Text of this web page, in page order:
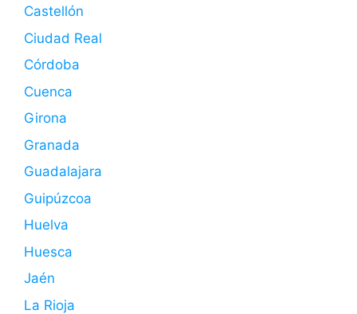
Castellón
Ciudad Real
Córdoba
Cuenca
Girona
Granada
Guadalajara
Guipúzcoa
Huelva
Huesca
Jaén
La Rioja